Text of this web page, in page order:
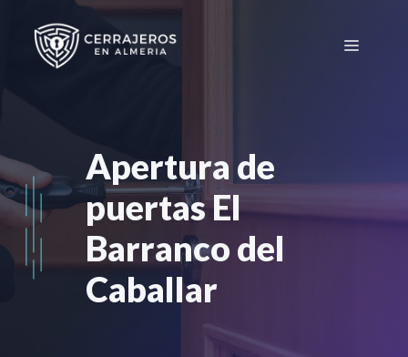
contenido
Menú
Apertura de
puertas El
Barranco del
Caballar